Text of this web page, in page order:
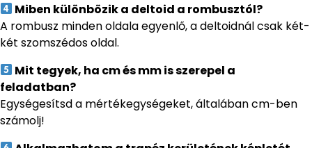
Miben különbözik a deltoid a rombusztól?
A rombusz minden oldala egyenlő, a deltoidnál csak két-
két szomszédos oldal.
Mit tegyek, ha cm és mm is szerepel a
feladatban?
Egységesítsd a mértékegységeket, általában cm-ben
számolj!